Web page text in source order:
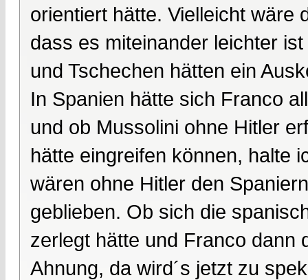
orientiert hätte. Vielleicht wäre
dass es miteinander leichter
und Tschechen hätten ein
In Spanien hätte sich Franco
und ob Mussolini ohne Hitler
hätte eingreifen können, halte
wären ohne Hitler den
geblieben. Ob sich die
zerlegt hätte und Franco dann
Ahnung, da wird´s jetzt zu